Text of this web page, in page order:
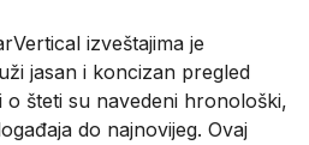
izveštajima je
jasan i koncizan pregled
o šteti su navedeni hronološki,
do najnovijeg. Ovaj